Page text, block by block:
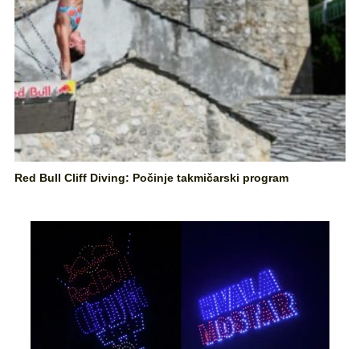
Red Bull Cliff Diving: Počinje takmičarski program